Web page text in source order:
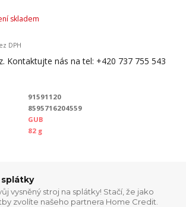
skladem
DPH
Kontaktujte nás na tel: +420 737 755 543
91591120
8595716204559
GUB
82 g
splátky
vysněný stroj na splátky! Stačí, že jako
zvolíte našeho partnera Home Credit.